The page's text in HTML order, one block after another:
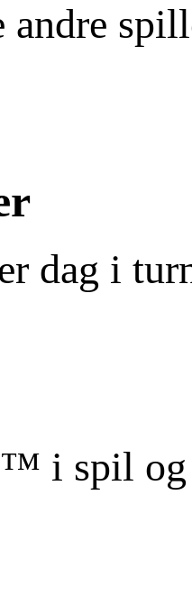
andre
dag i
i spil og